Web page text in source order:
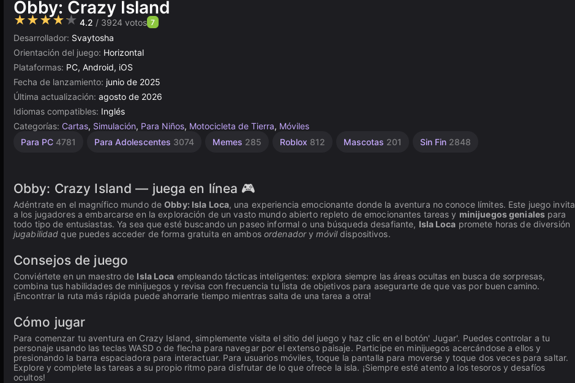
Obby: Crazy Island
★★★★★ 4.2 / 3924 votos 7
Desarrollador: Svaytosha
Orientación del juego: Horizontal
Plataformas: PC, Android, iOS
Fecha de lanzamiento: junio de 2025
Última actualización: agosto de 2026
Idiomas compatibles: Inglés
Categorías: Cartas, Simulación, Para Niños, Motocicleta de Tierra, Móviles
Para PC 4781 Para Adolescentes 3074 Memes 285 Roblox 812 Mascotas 201 Sin Fin 2848
Saltar
Escondite
Escritorio
Carreras
Alta
Browser
Unity
Obby: Crazy Island — juega en línea 🎮
Adéntrate en el magnífico mundo deObby: Isla Loca, una experiencia emocionante donde la aventura no conoce límites. Este juego invita
a los jugadores a embarcarse en la exploración de un vasto mundo abierto repleto de emocionantes tareas y minijuegos geniales para
todo tipo de entusiastas. Ya sea que esté buscando un paseo informal o una búsqueda desafiante, Isla Loca promete horas de diversión
jugabilidad que puedes acceder de forma gratuita en ambos ordenadorymóvildispositivos.
Consejos de juego
Conviértete en un maestro de Isla Loca empleando tácticas inteligentes: explora siempre las áreas ocultas en busca de sorpresas,
combina tus habilidades de minijuegos y revisa con frecuencia tu lista de objetivos para asegurarte de que vas por buen camino.
¡Encontrar la ruta más rápida puede ahorrarle tiempo mientras salta de una tarea a otra!
Cómo jugar
Para comenzar tu aventura en Crazy Island, simplemente visita el sitio del juego y haz clic en el botón' Jugar'. Puedes controlar a tu
personaje usando las teclas WASD o de flecha para navegar por el extenso paisaje. Participe en minijuegos acercándose a ellos y
presionando la barra espaciadora para interactuar. Para usuarios móviles, toque la pantalla para moverse y toque dos veces para saltar.
Explore y complete las tareas a su propio ritmo para disfrutar de lo que ofrece la isla. ¡Siempre esté atento a los tesoros y desafíos
ocultos!